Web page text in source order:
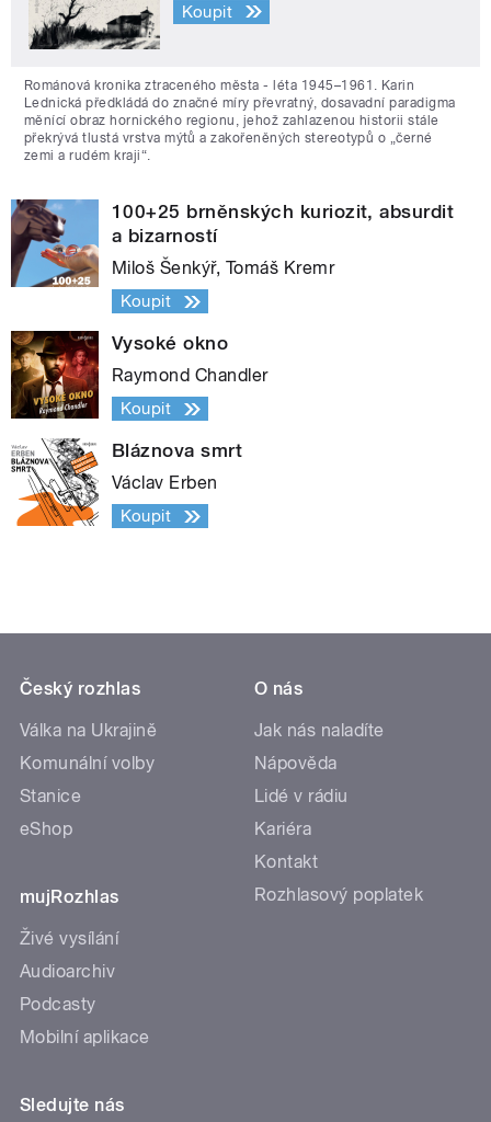
Koupit
Románová kronika ztraceného města - léta 1945–1961. Karin
Lednická předkládá do značné míry převratný, dosavadní paradigma
měnící obraz hornického regionu, jehož zahlazenou historii stále
překrývá tlustá vrstva mýtů a zakořeněných stereotypů o „černé
zemi a rudém kraji“.
100+25 brněnských kuriozit, absurdit
a bizarností
Miloš Šenkýř, Tomáš Kremr
Koupit
Vysoké okno
Raymond Chandler
Koupit
Bláznova smrt
Václav Erben
Koupit
Český rozhlas
Válka na Ukrajině
Komunální volby
Stanice
eShop
mujRozhlas
Živé vysílání
Audioarchiv
Podcasty
Mobilní aplikace
O nás
Jak nás naladíte
Nápověda
Lidé v rádiu
Kariéra
Kontakt
Rozhlasový poplatek
Sledujte nás